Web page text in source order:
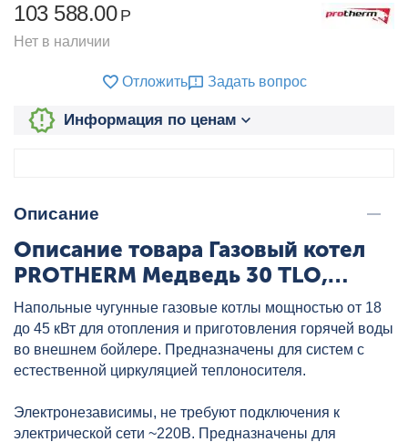
103 588.00 Р
Нет в наличии
Отложить Задать вопрос
Информация по ценам
Описание
Описание товара Газовый котел
PROTHERM Медведь 30 TLO,
артикул: 30TLOR15
Напольные чугунные газовые котлы мощностью от 18
до 45 кВт для отопления и приготовления горячей воды
во внешнем бойлере. Предназначены для систем с
естественной циркуляцией теплоносителя.
Электронезависимы, не требуют подключения к
электрической сети ~220В. Предназначены для